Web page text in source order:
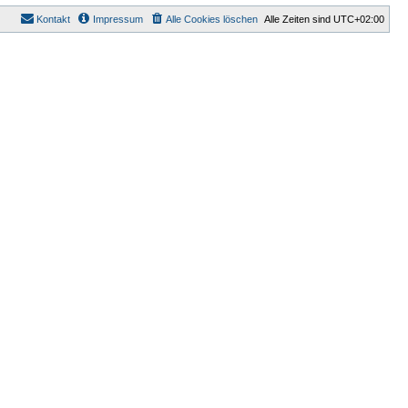
Alle Zeiten sind UTC+02:00
Alle Cookies löschen
Impressum
Kontakt